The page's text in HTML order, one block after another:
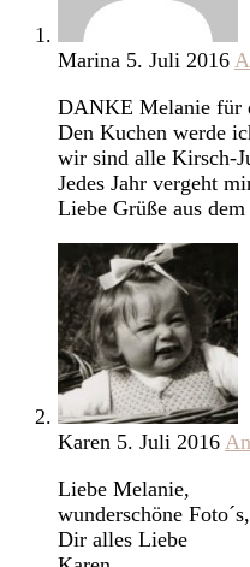
Marina 5. Juli 2016
DANKE Melanie für
Den Kuchen werde
wir sind alle Kirsch-
Jedes Jahr vergeht
Liebe Grüße aus
Karen 5. Juli 2016
Liebe Melanie,
wunderschöne
Dir alles Liebe